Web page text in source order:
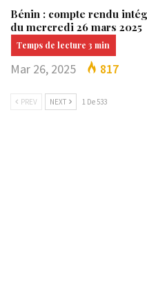
Bénin : compte rendu
du mercredi 26 mars 2025
Mar 26, 2025 817
PREV NEXT 1 De 533